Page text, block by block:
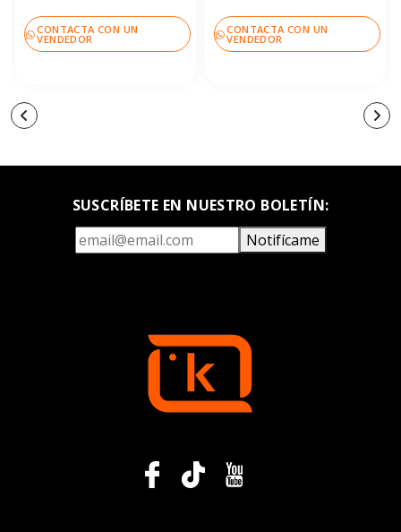
CONTACTA CON UN
VENDEDOR
CONTACTA CON UN
VENDEDOR
SUSCRÍBETE EN NUESTRO BOLETÍN:
Notifícame